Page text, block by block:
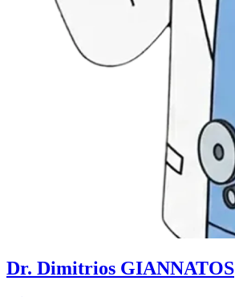
Dr. Dimitrios GIANNATOS